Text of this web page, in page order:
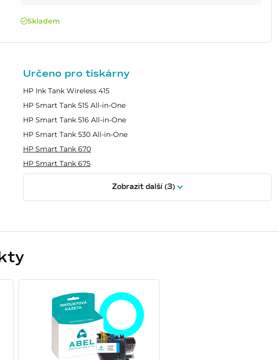
Skladem
Určeno pro tiskárny
HP Ink Tank Wireless 415
HP Smart Tank 515 All-in-One
HP Smart Tank 516 All-in-One
HP Smart Tank 530 All-in-One
HP Smart Tank 670
HP Smart Tank 675
Zobrazit další (3)